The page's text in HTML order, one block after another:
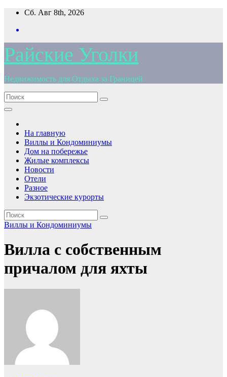
Перейти
содержимому
Сб. Авг 8th, 2026
Райские Уголки
Недвижимость для Отдыха за Границей
На главную
Виллы и Кондоминиумы
Дом на побережье
Жилые комплексы
Новости
Отели
Разное
Экзотические курорты
Виллы и Кондоминиумы
Вилла с собственным
причалом для яхты